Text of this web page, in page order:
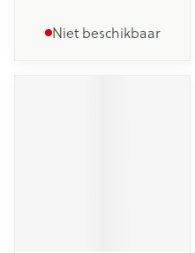
Niet beschikbaar